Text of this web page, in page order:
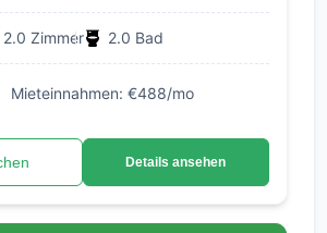
2.0 Zimmer 2.0 Bad
Mieteinnahmen: €488/mo
Details ansehen